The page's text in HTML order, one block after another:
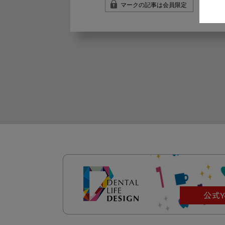
マークの記事は会員限定